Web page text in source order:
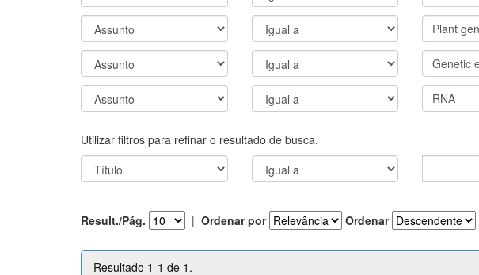
Utilizar filtros para refinar o resultado de busca.
Result./Pág. | Ordenar por Ordenar
Resultado 1-1 de 1.